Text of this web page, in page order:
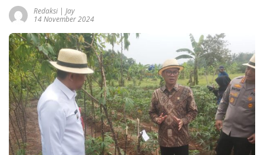
Redaksi | Jay
14 November 2024